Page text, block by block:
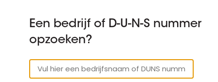
Een bedrijf of D-U-N-S nummer
opzoeken?